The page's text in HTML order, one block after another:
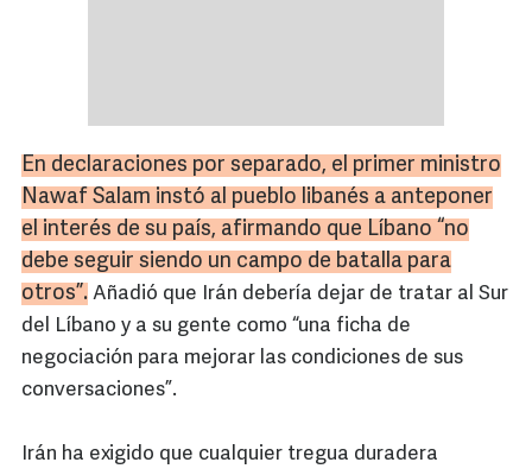
En declaraciones por separado, el primer ministro
Nawaf Salam instó al pueblo libanés a anteponer
el interés de su país, afirmando que Líbano “no
debe seguir siendo un campo de batalla para
otros”. Añadió que Irán debería dejar de tratar al Sur
del Líbano y a su gente como “una ficha de
negociación para mejorar las condiciones de sus
conversaciones”.
Irán ha exigido que cualquier tregua duradera